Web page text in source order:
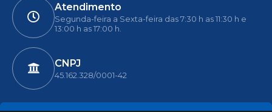
Atendimento
Segunda-feira a Sexta-feira das 7:30 h as 11:30 h e
13:00 h as 17:00 h.
CNPJ
45.162.328/0001-42